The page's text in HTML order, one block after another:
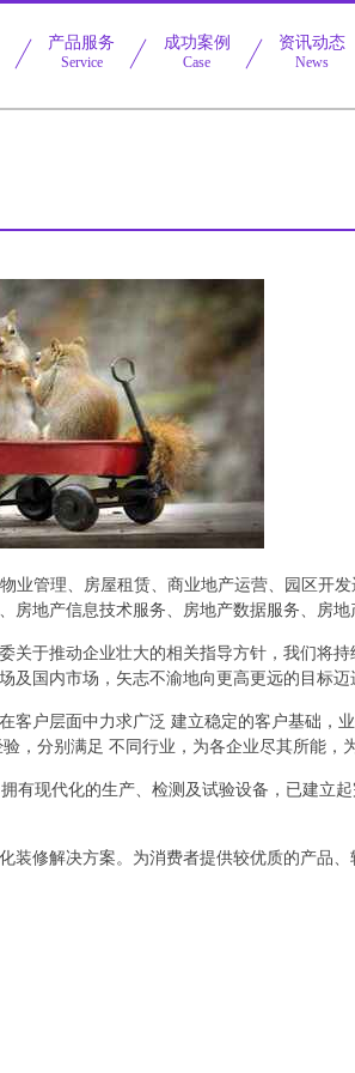
产品服务
Service
成功案例
Case
资讯动态
News
业管理、房屋租赁、商业地产运营、园区开
房地产信息技术服务、房地产数据服务、房地
于推动企业壮大的相关指导方针，我们将
国内市场，矢志不渝地向更高更远的目标迈
户层面中力求广泛 建立稳定的客户基础，
分别满足 不同行业，为各企业尽其所能，
有现代化的生产、检测及试验设备，已建立
修解决方案。为消费者提供较优质的产品、